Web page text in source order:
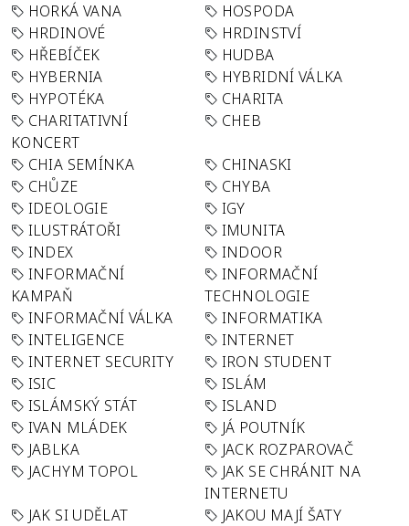
HORKÁ VANA
HOSPODA
HRDINOVÉ
HRDINSTVÍ
HŘEBÍČEK
HUDBA
HYBERNIA
HYBRIDNÍ VÁLKA
HYPOTÉKA
CHARITA
CHARITATIVNÍ
KONCERT
CHEB
CHIA SEMÍNKA
CHINASKI
CHŮZE
CHYBA
IDEOLOGIE
IGY
ILUSTRÁTOŘI
IMUNITA
INDEX
INDOOR
INFORMAČNÍ
KAMPAŇ
INFORMAČNÍ
TECHNOLOGIE
INFORMAČNÍ VÁLKA
INFORMATIKA
INTELIGENCE
INTERNET
INTERNET SECURITY
IRON STUDENT
ISIC
ISLÁM
ISLÁMSKÝ STÁT
ISLAND
IVAN MLÁDEK
JÁ POUTNÍK
JABLKA
JACK ROZPAROVAČ
JACHYM TOPOL
JAK SE CHRÁNIT NA
INTERNETU
JAK SI UDĚLAT
JAKOU MAJÍ ŠATY